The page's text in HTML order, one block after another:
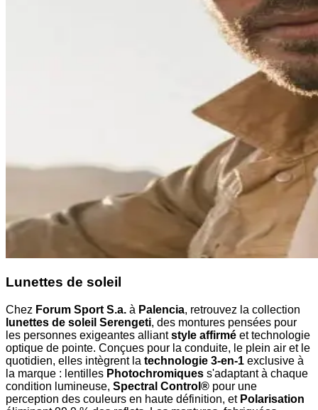
Lunettes de soleil
Chez Forum Sport S.a. à Palencia, retrouvez la collection
lunettes de soleil Serengeti, des montures pensées pour
les personnes exigeantes alliantstyle affirmé et technologie
optique de pointe. Conçues pour la conduite, le plein air et le
quotidien, elles intègrent la technologie 3-en-1 exclusive à
la marque : lentilles Photochromiques s'adaptant à chaque
condition lumineuse, Spectral Control® pour une
perception des couleurs en haute définition, et Polarisation